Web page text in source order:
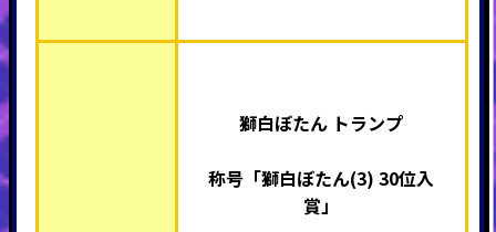
獅白ぼたん トランプ
称号「獅白ぼたん(3) 30位入
賞」